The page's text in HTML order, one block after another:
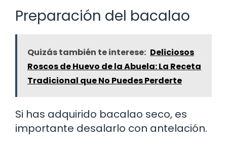
Preparación del bacalao
Quizás también te interese: Deliciosos
Roscos de Huevo de la Abuela: La Receta
Tradicional que No Puedes Perderte
Si has adquirido bacalao seco, es
importante desalarlo con antelación.